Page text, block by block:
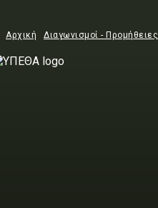
Αρχική Διαγωνισμοί - Προμήθειες